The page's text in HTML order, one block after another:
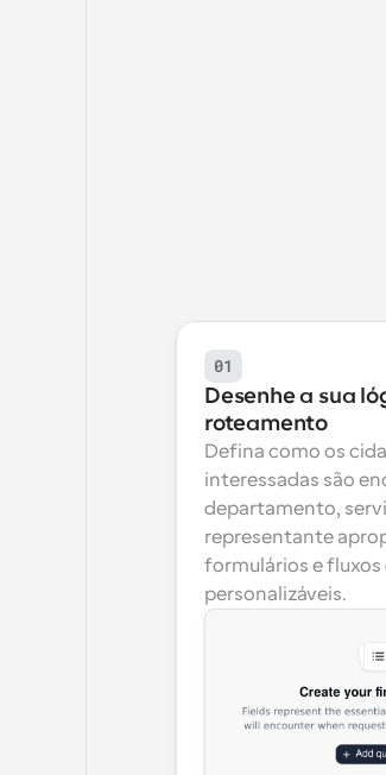
01
Desenhe a sua
roteamento
Defina como os
interessadas são
departamento,
representante
formulários e fluxos
personalizáveis.